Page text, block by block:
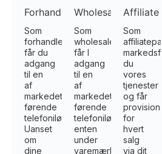
Forhandlere
Som
forhandler
får du
adgang
til en
af
markedets
førende
telefoniløsninger.
Uanset
om
dine
Wholesale
Som
wholesale
får I
adgang
til en
af
markedets
førende
telefoniløsninger,
enten
under
varemærket
Affiliate
Som
du
vores
tjenester
og får
provision
for
hvert
salg
via dit